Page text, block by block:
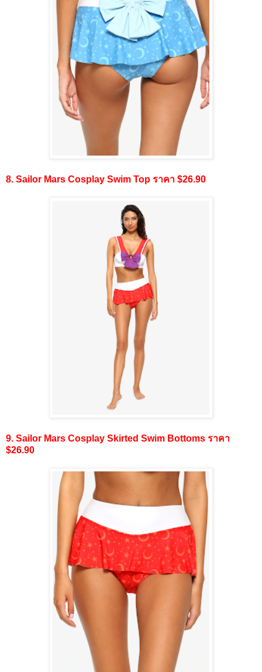
8. Sailor Mars Cosplay Swim Top ราคา $26.90
9. Sailor Mars Cosplay Skirted Swim Bottoms ราคา
$26.90